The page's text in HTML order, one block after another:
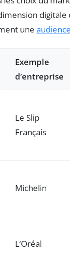
une
Exemple
d’entreprise
Le Slip
Français
Michelin
L’Oréal